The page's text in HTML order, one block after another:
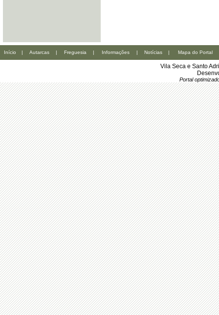
Início | Autarcas | Freguesia | Informações | Notícias | Mapa do Portal
Vila Seca e Santo
Portal